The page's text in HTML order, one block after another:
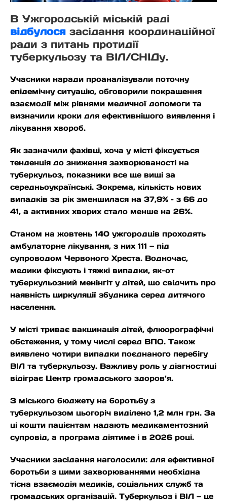
В Ужгородській міській раді
відбулося засідання координаційної
ради з питань протидії
туберкульозу та ВІЛ/СНІДу.
Учасники наради проаналізували поточну
епідемічну ситуацію, обговорили покращення
взаємодії між рівнями медичної допомоги та
визначили кроки для ефективнішого виявлення і
лікування хвороб.
Як зазначили фахівці, хоча у місті фіксується
тенденція до зниження захворюваності на
туберкульоз, показники все ще вищі за
середньоукраїнські. Зокрема, кількість нових
випадків за рік зменшилася на 37,9% – з 66 до
41, а активних хворих стало менше на 26%.
Станом на жовтень 140 ужгородців проходять
амбулаторне лікування, з них 111 — під
супроводом Червоного Хреста. Водночас,
медики фіксують і тяжкі випадки, як-от
туберкульозний менінгіт у дітей, що свідчить про
наявність циркуляції збудника серед дитячого
населення.
У місті триває вакцинація дітей, флюорографічні
обстеження, у тому числі серед ВПО. Також
виявлено чотири випадки поєднаного перебігу
ВІЛ та туберкульозу. Важливу роль у діагностиці
відіграє Центр громадського здоров’я.
З міського бюджету на боротьбу з
туберкульозом цьогоріч виділено 1,2 млн грн. За
ці кошти пацієнтам надають медикаментозний
супровід, а програма діятиме і в 2026 році.
Учасники засідання наголосили: для ефективної
боротьби з цими захворюваннями необхідна
тісна взаємодія медиків, соціальних служб та
громадських організацій. Туберкульоз і ВІЛ — це